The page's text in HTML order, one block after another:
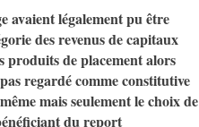
avaient légalement pu être
des revenus de capitaux
produits de placement alors
regardé comme constitutive
mais seulement le choix de
du report